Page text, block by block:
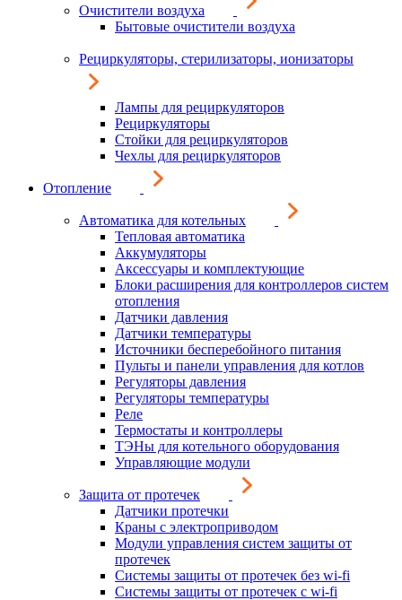
Очистители воздуха
Бытовые очистители воздуха
Рециркуляторы, стерилизаторы, ионизаторы
Лампы для рециркуляторов
Рециркуляторы
Стойки для рециркуляторов
Чехлы для рециркуляторов
Отопление
Автоматика для котельных
Тепловая автоматика
Аккумуляторы
Аксессуары и комплектующие
Блоки расширения для контроллеров систем
отопления
Датчики давления
Датчики температуры
Источники бесперебойного питания
Пульты и панели управления для котлов
Регуляторы давления
Регуляторы температуры
Реле
Термостаты и контроллеры
ТЭНы для котельного оборудования
Управляющие модули
Защита от протечек
Датчики протечки
Краны с электроприводом
Модули управления систем защиты от
протечек
Системы защиты от протечек без wi-fi
Системы защиты от протечек с wi-fi